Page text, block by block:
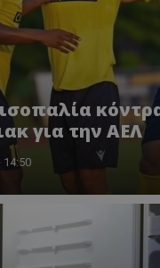
για την ΑΕΛ
14:50